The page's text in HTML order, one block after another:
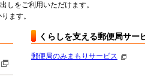
しをご利用いただけます。
ます。
くらしを支える郵便局サー
郵便局のみまもりサービス